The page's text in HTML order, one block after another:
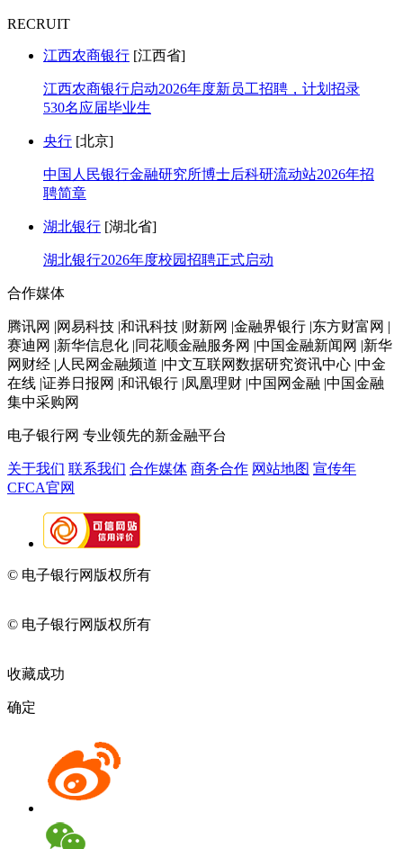
RECRUIT
江西农商银行 [江西省]
江西农商银行启动2026年度新员工招聘，计划招录
530名应届毕业生
央行 [北京]
中国人民银行金融研究所博士后科研流动站2026年招
聘简章
湖北银行 [湖北省]
湖北银行2026年度校园招聘正式启动
合作媒体
腾讯网 |网易科技 |和讯科技 |财新网 |金融界银行 |东方财富网 |
赛迪网 |新华信息化 |同花顺金融服务网 |中国金融新闻网 |新华
网财经 |人民网金融频道 |中文互联网数据研究资讯中心 |中金
在线 |证券日报网 |和讯银行 |凤凰理财 |中国网金融 |中国金融
集中采购网
电子银行网 专业领先的新金融平台
关于我们 联系我们 合作媒体 商务合作 网站地图 宣传年
CFCA官网
© 电子银行网版权所有
© 电子银行网版权所有
收藏成功
确定